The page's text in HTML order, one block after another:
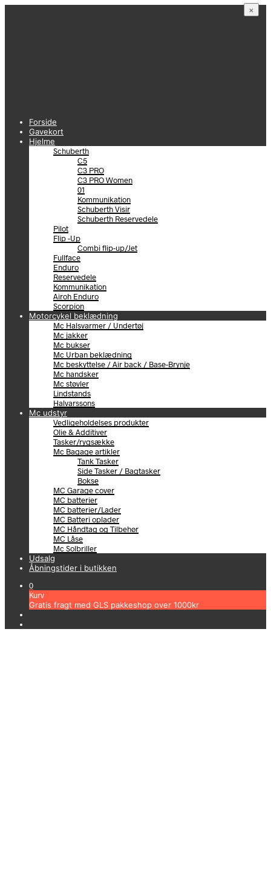
Forside
Gavekort
Hjelme
Schuberth
C5
C3 PRO
C3 PRO Women
01
Kommunikation
Schuberth Visir
Schuberth Reservedele
Pilot
Flip -Up
Combi flip-up/Jet
Fullface
Enduro
Reservedele
Kommunikation
Airoh Enduro
Scorpion
Motorcykel beklædning
Mc Halsvarmer / Undertøj
Mc jakker
Mc bukser
Mc Urban beklædning
Mc beskyttelse / Air back / Base-Brynje
Mc handsker
Mc støvler
Lindstands
Halvarssons
Mc udstyr
Vedligeholdelses produkter
Olie & Additiver
Tasker/rygsække
Mc Bagage artikler
Tank Tasker
Side Tasker / Bagtasker
Bokse
MC Garage cover
MC batterier
MC batterier/Lader
MC Batteri oplader
MC Håndtag og Tilbehør
MC Låse
Mc Solbriller
Udsalg
Åbningstider i butikken
0
Kurv
Gratis fragt med GLS pakkeshop over 1000kr
×